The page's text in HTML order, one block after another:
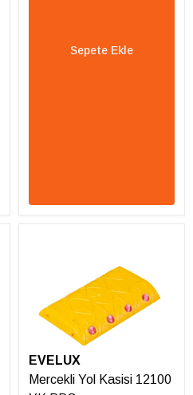
Sepete Ekle
EVELUX
Mercekli Yol Kasisi 12100